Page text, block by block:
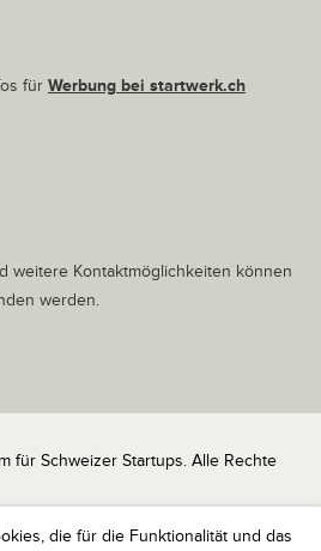
die für die Funktionalität und das
für Werbung bei startwerk.ch
weitere Kontaktmöglichkeiten können
werden.
für Schweizer Startups. Alle Rechte